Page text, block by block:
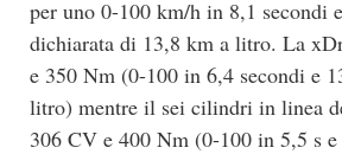
per uno 0-100 km/h in 8,1 secondi
dichiarata di 13,8 km a litro. La
e 350 Nm (0-100 in 6,4 secondi e
litro) mentre il sei cilindri in linea
306 CV e 400 Nm (0-100 in 5,5 s